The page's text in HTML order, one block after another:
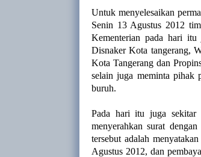
Untuk menyelesaikan
Senin 13 Agustus 2012
Kementerian pada hari itu
Disnaker Kota tangerang,
Kota Tangerang dan
selain juga meminta pihak
buruh.
Pada hari itu juga sekitar
menyerahkan surat
tersebut adalah
Agustus 2012, dan